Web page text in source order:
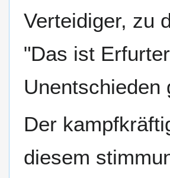
Verteidiger, zu
"Das ist
Unentschieden
Der
diesem